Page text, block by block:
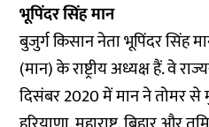
भूपिंदर सिंह मान
बुजुर्ग किसान नेता भूपिंदर सिंह
(मान) के राष्ट्रीय अध्यक्ष हैं. वे
दिसंबर 2020 में मान ने तोमर से